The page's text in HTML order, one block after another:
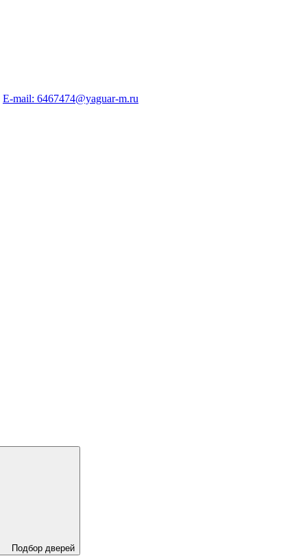
E-mail: 6467474@yaguar-m.ru
Подбор дверей